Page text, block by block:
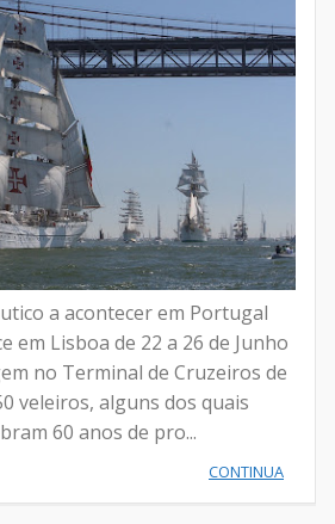
a acontecer em Portugal
em Lisboa de 22 a 26 de Junho
no Terminal de Cruzeiros de
veleiros, alguns dos quais
60 anos de pro...
CONTINUA